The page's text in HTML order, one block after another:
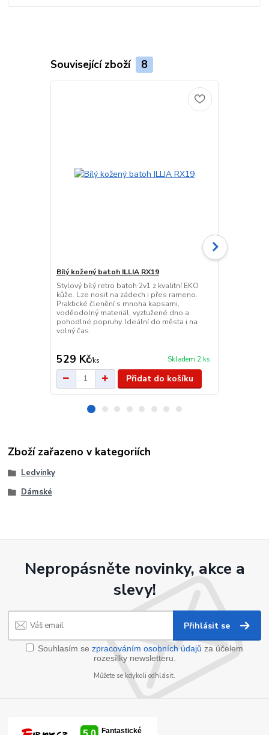
Související zboží 8
Bílý kožený batoh ILLIA RX19
Stylový bílý retro batoh 2v1 z kvalitní EKO
kůže. Lze nosit na zádech i přes rameno.
Praktické členění s mnoha kapsami,
voděodolný materiál, vyztužené dno a
pohodlné popruhy. Ideální do města i na
volný čas.
529 Kč/ks Skladem 2 ks
Přidat do košíku
Zboží zařazeno v kategoriích
Ledvinky
Dámské
Nepropásněte novinky, akce a
slevy!
Přihlásit se
Souhlasím se zpracováním osobních údajů za účelem
rozesílky newsletteru.
Můžete se kdykoli odhlásit.